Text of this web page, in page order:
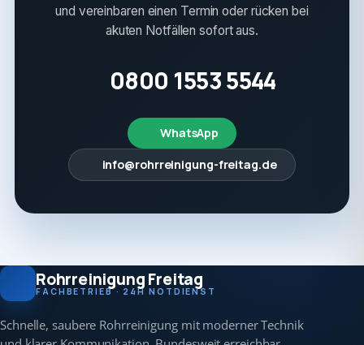
und vereinbaren einen Termin oder rücken bei
akuten Notfällen sofort aus.
0800 1553 5544
WhatsApp
info@rohrreinigung-freitag.de
Rohrreinigung Freitag
FACHBETRIEB · 24H NOTDIENST
Schnelle, saubere Rohrreinigung mit moderner Technik